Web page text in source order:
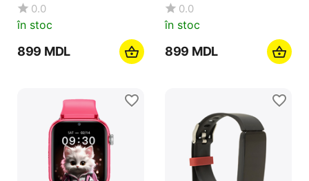
0.0
în stoc
‍899‍ MDL
0.0
în stoc
‍899‍ MDL